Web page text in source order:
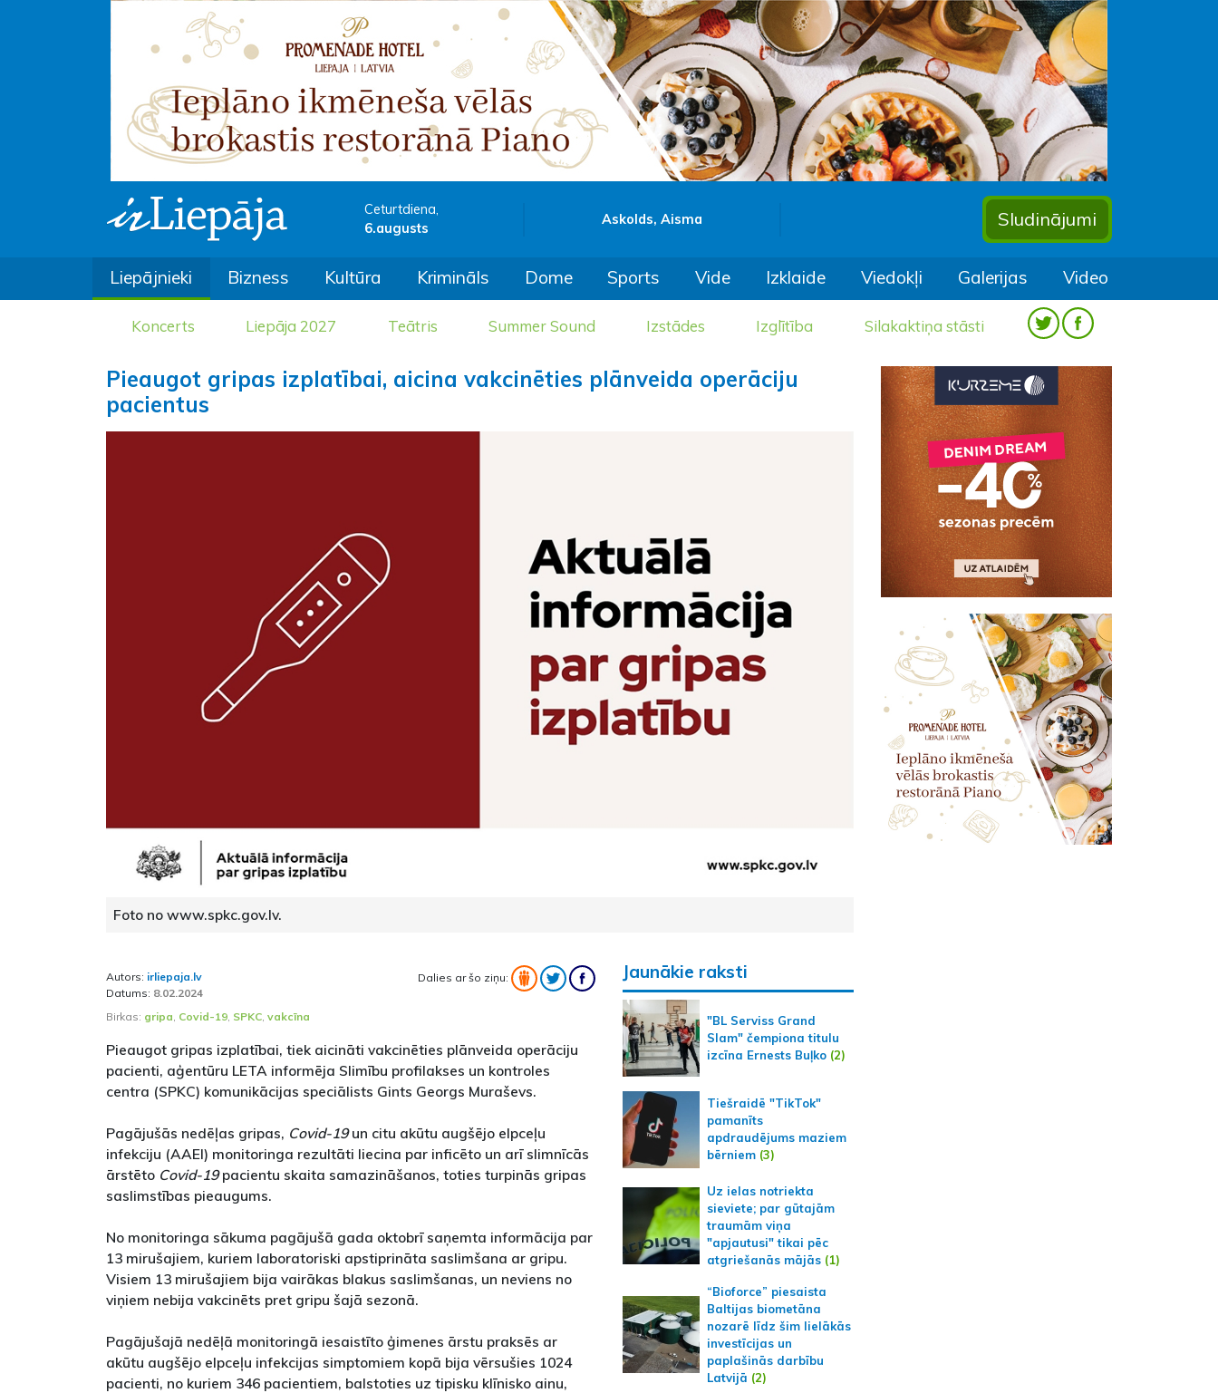
Ceturtdiena,
6.augusts
Askolds, Aisma Sludinājumi
Liepājnieki Bizness Kultūra Krimināls Dome Sports Vide Izklaide Viedokļi Galerijas Video
Koncerts Liepāja 2027 Teātris Summer Sound Izstādes Izglītība Silakaktiņa stāsti
Pieaugot gripas izplatībai, aicina vakcinēties plānveida operāciju
pacientus
Foto no www.spkc.gov.lv.
Autors: irliepaja.lv
Datums: 8.02.2024
Dalies ar šo ziņu:
Birkas: gripa Covid-19 SPKC vakcīna
Pieaugot gripas izplatībai, tiek aicināti vakcinēties plānveida operāciju
pacienti, aģentūru LETA informēja Slimību profilakses un kontroles
centra (SPKC) komunikācijas speciālists Gints Georgs Muraševs.
Pagājušās nedēļas gripas, Covid-19un citu akūtu augšējo elpceļu
infekciju (AAEI) monitoringa rezultāti liecina par inficēto un arī slimnīcās
ārstēto Covid-19pacientu skaita samazināšanos, toties turpinās gripas
saslimstības pieaugums.
No monitoringa sākuma pagājušā gada oktobrī saņemta informācija par
13 mirušajiem, kuriem laboratoriski apstiprināta saslimšana ar gripu.
Visiem 13 mirušajiem bija vairākas blakus saslimšanas, un neviens no
viņiem nebija vakcinēts pret gripu šajā sezonā.
Pagājušajā nedēļā monitoringā iesaistīto ģimenes ārstu praksēs ar
akūtu augšējo elpceļu infekcijas simptomiem kopā bija vērsušies 1024
pacienti, no kuriem 346 pacientiem, balstoties uz tipisku klīnisko ainu,
Jaunākie raksti
"BL Serviss Grand
Slam" čempiona titulu
izcīna Ernests Buļko(2)
Tiešraidē "TikTok"
pamanīts
apdraudējums maziem
bērniem(3)
Uz ielas notriekta
sieviete; par gūtajām
traumām viņa
"apjautusi" tikai pēc
atgriešanās mājās(1)
“Bioforce” piesaista
Baltijas biometāna
nozarē līdz šim lielākās
investīcijas un
paplašinās darbību
Latvijā (2)